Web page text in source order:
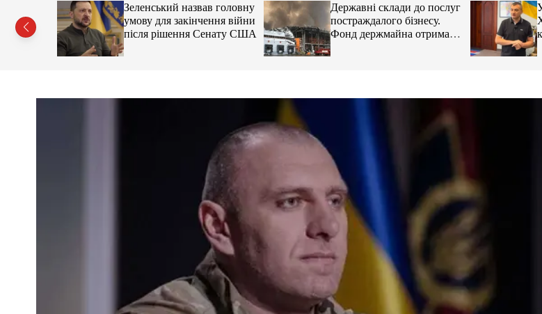
про
Зеленський назвав головну
умову для закінчення війни
після рішення Сенату США
Державні склади до послуг
постраждалого бізнесу.
Фонд держмайна отримав
завдання від прем’єра